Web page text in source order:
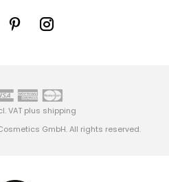
VAT plus shipping
GmbH. All rights reserved.